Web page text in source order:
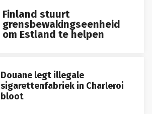
Finland stuurt
grensbewakingseenheid
om Estland te helpen
Douane legt illegale
sigarettenfabriek in Charleroi
bloot